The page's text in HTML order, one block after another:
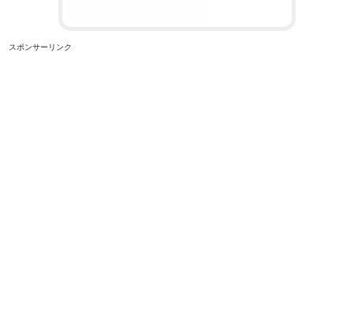
スポンサーリンク